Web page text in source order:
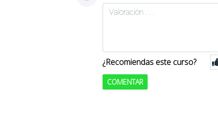
¿Recomiendas este curso?
COMENTAR